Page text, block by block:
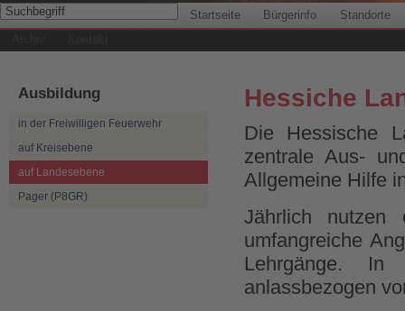
Startseite Bürgerinfo
Standorte
Ausbildung
in der Freiwilligen Feuerwehr
auf Kreisebene
auf Landesebene
Pager (P8GR)
Hessiche
Die Hessische
zentrale Aus-
Allgemeine Hilfe
Jährlich nutzen
umfangreiche
Lehrgänge. In
anlassbezogen